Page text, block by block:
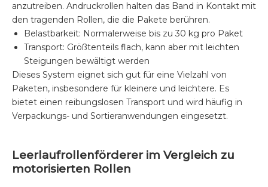
anzutreiben. Andruckrollen halten das Band in Kontakt mit
den tragenden Rollen, die die Pakete berühren.
Belastbarkeit: Normalerweise bis zu 30 kg pro Paket
Transport: Größtenteils flach, kann aber mit leichten
Steigungen bewältigt werden
Dieses System eignet sich gut für eine Vielzahl von
Paketen, insbesondere für kleinere und leichtere. Es
bietet einen reibungslosen Transport und wird häufig in
Verpackungs- und Sortieranwendungen eingesetzt.
Leerlaufrollenförderer im Vergleich zu
motorisierten Rollen